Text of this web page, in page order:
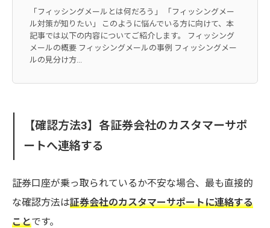
「フィッシングメールとは何だろう」 「フィッシングメー
ル対策が知りたい」 このように悩んでいる方に向けて、本
記事では以下の内容についてご紹介します。 フィッシング
メールの概要 フィッシングメールの事例 フィッシングメー
ルの見分け方...
【確認方法3】各証券会社のカスタマーサポ
ートへ連絡する
証券口座が乗っ取られているか不安な場合、最も直接的
な確認方法は証券会社のカスタマーサポートに連絡する
ことです。